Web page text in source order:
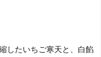
したいちご寒天と、白餡